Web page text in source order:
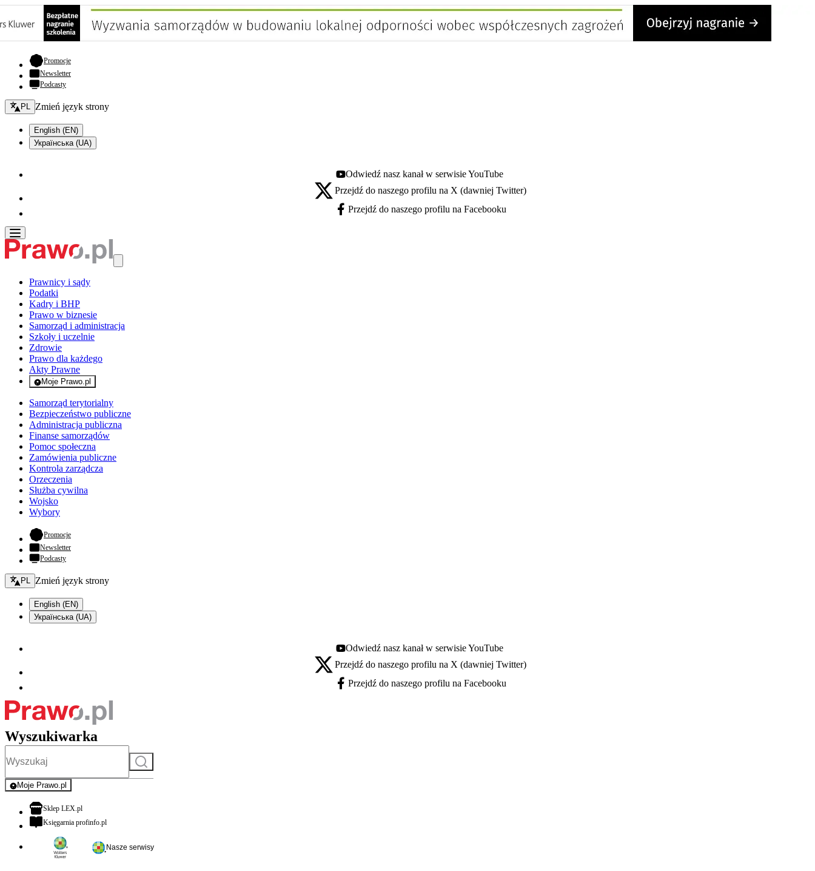
Promocje- otwiera się w nowej karcie
Newsletter
Podcasty
Zmień język - bieżący:
PL Zmień język strony
English (EN)
Українська (UA)
Youtube - otwiera się w nowej karcie
Odwiedź nasz kanał w serwisie YouTube
X - otwiera się w nowej karcie
Przejdź do naszego profilu na X (dawniej Twitter)
Facebook - otwiera się w nowej karcie
Przejdź do naszego profilu na Facebooku
Prawnicy i sądy
Podatki
Kadry i BHP
Prawo w biznesie
Samorząd i administracja
Szkoły i uczelnie
Zdrowie
Prawo dla każdego
Akty Prawne
Moje Prawo.pl
- rejestracja i logowanie do serwisu
Samorząd terytorialny
Bezpieczeństwo publiczne
Administracja publiczna
Finanse samorządów
Pomoc społeczna
Zamówienia publiczne
Kontrola zarządcza
Orzeczenia
Służba cywilna
Wojsko
Wybory
Promocje- otwiera się w nowej karcie
Newsletter
Podcasty
Zmień język - bieżący:
PL Zmień język strony
English (EN)
Українська (UA)
Youtube - otwiera się w nowej karcie
Odwiedź nasz kanał w serwisie YouTube
X - otwiera się w nowej karcie
Przejdź do naszego profilu na X (dawniej Twitter)
Facebook - otwiera się w nowej karcie
Przejdź do naszego profilu na Facebooku
Wyszukiwarka
Szukaj
Moje Prawo.pl
- rejestracja i logowanie do serwisu
Sklep LEX.plotwiera się w nowej karcie
Księgarnia profinfo.plotwiera się w nowej karcie
Nasze serwisy